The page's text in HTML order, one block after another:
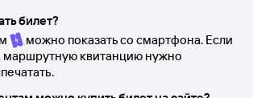
билет?
можно показать со смартфона. Если
маршрутную квитанцию нужно